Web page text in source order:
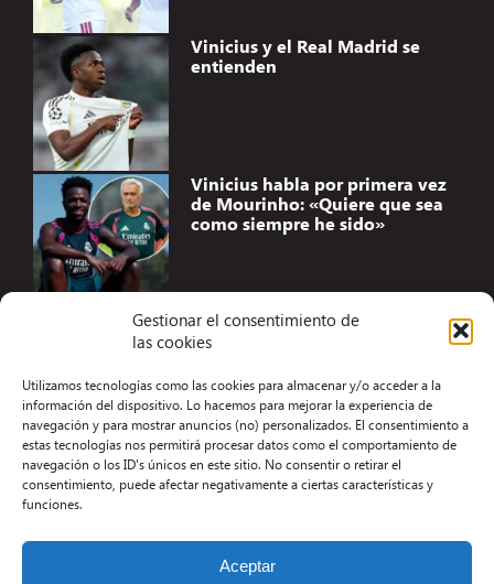
Gestionar el consentimiento de
las cookies
Utilizamos tecnologías como las cookies para almacenar y/o acceder a la
información del dispositivo. Lo hacemos para mejorar la experiencia de
navegación y para mostrar anuncios (no) personalizados. El consentimiento a
estas tecnologías nos permitirá procesar datos como el comportamiento de
navegación o los ID's únicos en este sitio. No consentir o retirar el
consentimiento, puede afectar negativamente a ciertas características y
funciones.
Aceptar
Vinicius y el Real Madrid se
entienden
Vinicius habla por primera vez
de Mourinho: «Quiere que sea
como siempre he sido»
Aviso Legal
Términos y condiciones
Política de privacidad
Contacto